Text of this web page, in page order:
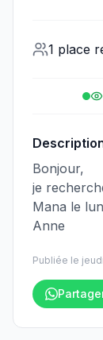
1 place
Bonjour,
je
Mana le
Anne
Publiée le